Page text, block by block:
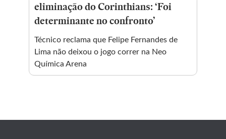
eliminação do Corinthians: ‘Foi
determinante no confronto’
Técnico reclama que Felipe Fernandes de
Lima não deixou o jogo correr na Neo
Química Arena